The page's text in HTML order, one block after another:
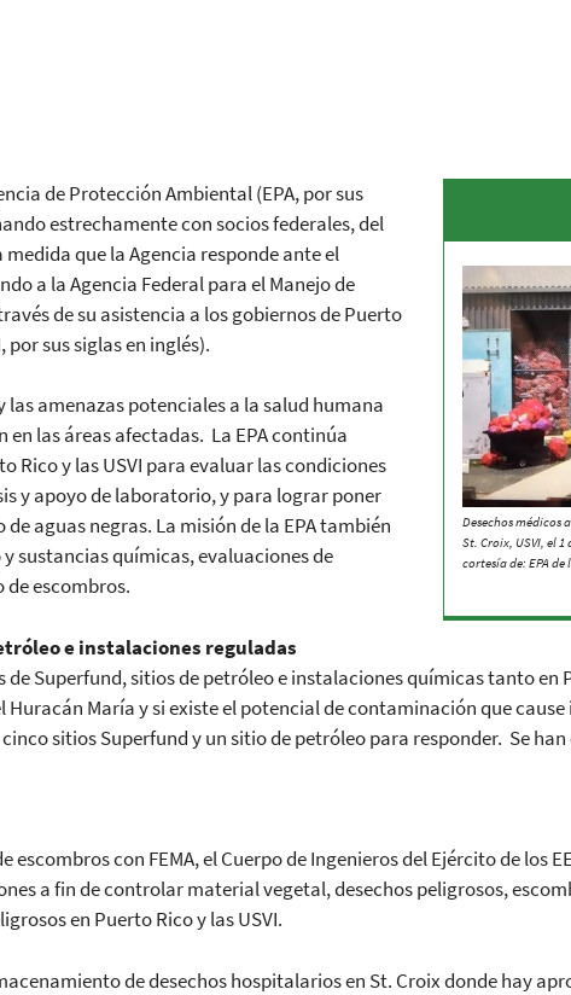
Desechos médicos
St. Croix, USVI, el
cortesía de: EPA de
de Protección Ambiental (EPA, por sus
estrechamente con socios federales, del
que la Agencia responde ante el
a la Agencia Federal para el Manejo de
de su asistencia a los gobiernos de Puerto
por sus siglas en inglés).
las amenazas potenciales a la salud humana
en las áreas afectadas. La EPA continúa
Rico y las USVI para evaluar las condiciones
y apoyo de laboratorio, y para lograr poner
aguas negras. La misión de la EPA también
sustancias químicas, evaluaciones de
escombros.
e instalaciones reguladas
Superfund, sitios de petróleo e instalaciones químicas tanto en
María y si existe el potencial de contaminación que
sitios Superfund y un sitio de petróleo para responder. Se
con FEMA, el Cuerpo de Ingenieros del Ejército de los
a fin de controlar material vegetal, desechos peligrosos,
en Puerto Rico y las USVI.
de desechos hospitalarios en St. Croix donde hay